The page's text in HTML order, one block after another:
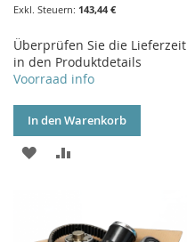
143,44 €
Überprüfen Sie die Lieferzeit
in den Produktdetails
Voorraad info
In den Warenkorb
ZUR